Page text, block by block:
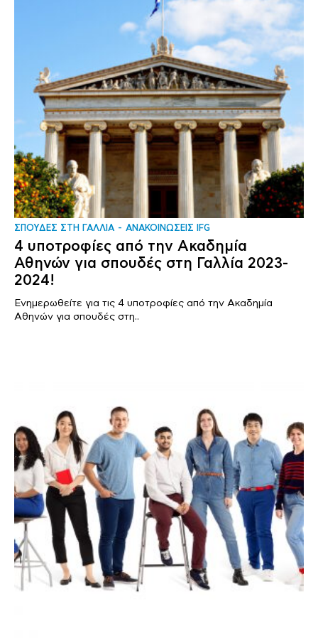
ΣΠΟΥΔΕΣ ΣΤΗ ΓΑΛΛΙΑ ΑΝΑΚΟΙΝΩΣΕΙΣ IFG
4 υποτροφίες από την Ακαδημία
Αθηνών για σπουδές στη Γαλλία 2023-
2024!
Ενημερωθείτε για τις 4 υποτροφίες από την Ακαδημία
Αθηνών για σπουδές στη..